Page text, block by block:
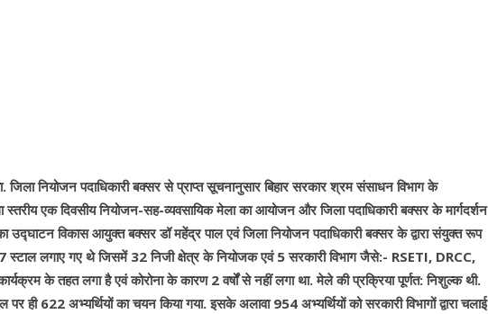
नियोजन पदाधिकारी बक्सर से प्राप्त सूचनानुसार बिहार सरकार श्रम संसाधन विभाग के
स्तरीय एक दिवसीय नियोजन-सह-व्यवसायिक मेला का आयोजन और जिला पदाधिकारी बक्सर के मार्गदर्शन
विकास आयुक्त बक्सर डॉ महेंद्र पाल एवं जिला नियोजन पदाधिकारी बक्सर के द्वारा संयुक्त रूप
लगाए गए थे जिसमें 32 निजी क्षेत्र के नियोजक एवं 5 सरकारी विभाग जैसे:- RSETI, DRCC,
के तहत लगा है एवं कोरोना के कारण 2 वर्षों से नहीं लगा था. मेले की प्रक्रिया पूर्णत: निशुल्क थी.
622 अभ्यर्थियों का चयन किया गया. इसके अलावा 954 अभ्यर्थियों को सरकारी विभागों द्वारा चलाई